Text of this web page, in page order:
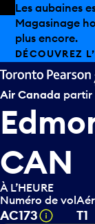
Skip to offers
Passer au
Les aubaines
Magasinage
plus encore.
DÉCOUVREZ
Air Canada partir
CAN
À L’HEURE
Numéro de vol
AC173 Infobulle
T1